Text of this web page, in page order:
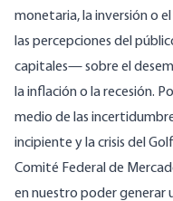
monetaria, la inversión o
las percepciones del
capitales— sobre el
la inflación o la recesión.
medio de las
incipiente y la crisis del
Comité Federal de
en nuestro poder generar